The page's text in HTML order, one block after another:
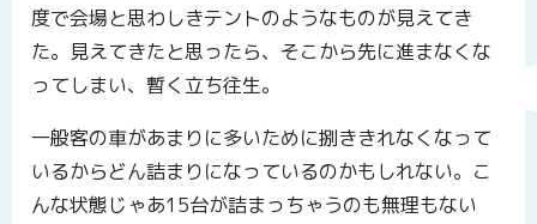
度で会場と思わしきテントのようなものが見えてき
た。見えてきたと思ったら、そこから先に進まなくな
ってしまい、暫く立ち往生。
一般客の車があまりに多いために捌ききれなくなって
いるからどん詰まりになっているのかもしれない。こ
んな状態じゃあ15台が詰まっちゃうのも無理もない